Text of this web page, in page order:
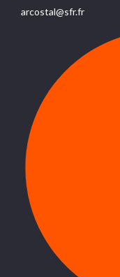
arcostal@sfr.fr